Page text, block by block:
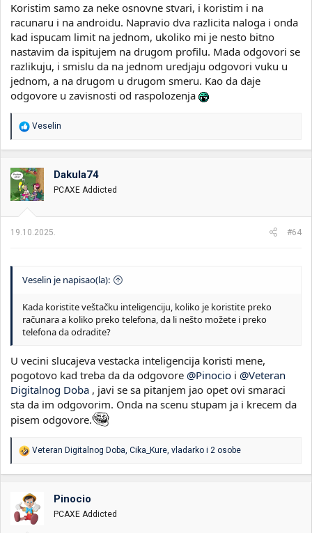
Koristim samo za neke osnovne stvari, i koristim i na
racunaru i na androidu. Napravio dva razlicita naloga i onda
kad ispucam limit na jednom, ukoliko mi je nesto bitno
nastavim da ispitujem na drugom profilu. Mada odgovori se
razlikuju, i smislu da na jednom uredjaju odgovori vuku u
jednom, a na drugom u drugom smeru. Kao da daje
odgovore u zavisnosti od raspolozenja
R
a
o
v
a
n
:
Veselin
Dakula74
PCAXE Addicted
19.10.2025. #64
Veselin je napisao(la):
Kada koristite veštačku inteligenciju, koliko je koristite preko
računara a koliko preko telefona, da li nešto možete i preko
telefona da odradite?
U vecini slucajeva vestacka inteligencija koristi mene,
pogotovo kad treba da da odgovore @Pinocio i @Veteran
Digitalnog Doba , javi se sa pitanjem jao opet ovi smaraci
sta da im odgovorim. Onda na scenu stupam ja i krecem da
pisem odgovore.
R
a
o
v
a
n
Veteran Digitalnog Doba, Cika_Kure, vladarko i 2 osobe
Pinocio
PCAXE Addicted